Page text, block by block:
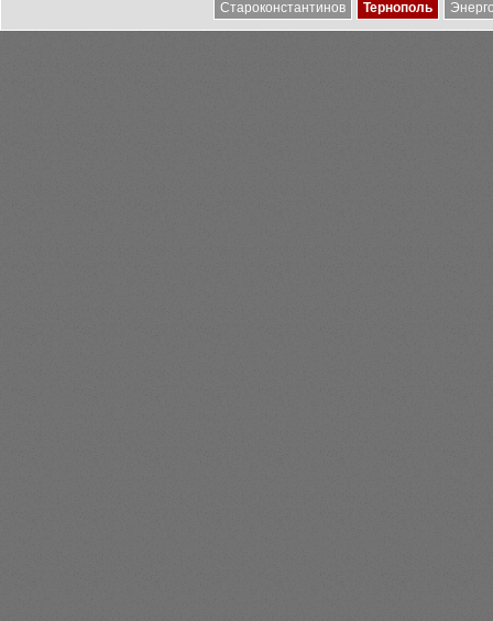
Староконстантинов
Тернополь